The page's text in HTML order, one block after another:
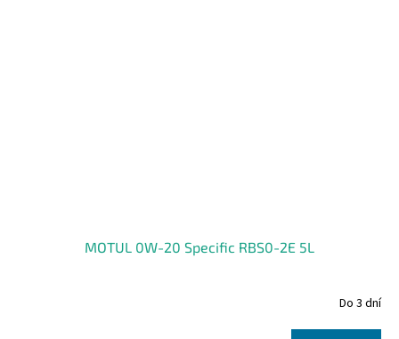
MOTUL 0W-20 Specific RBS0-2E 5L
Do 3 dní